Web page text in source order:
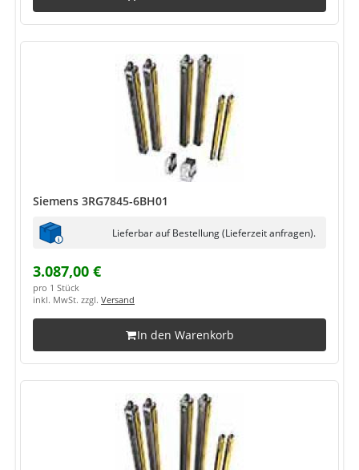
Siemens 3RG7845-6BH01
Lieferbar auf Bestellung (Lieferzeit anfragen).
3.087,00 €
pro 1 Stück
inkl. MwSt. zzgl. Versand
In den Warenkorb